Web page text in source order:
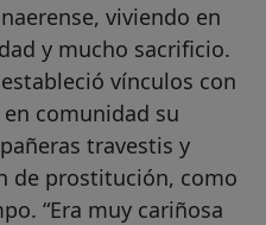
viviendo en
y mucho sacrificio.
vínculos con
comunidad su
travestis y
de prostitución, como
“Era muy cariñosa